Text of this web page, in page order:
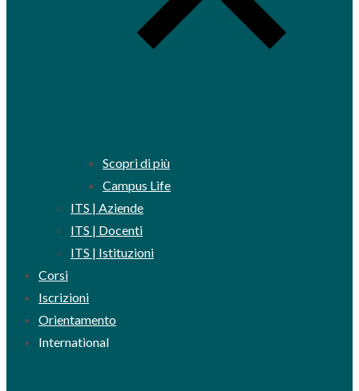
Scopri di più
Campus Life
ITS | Aziende
ITS | Docenti
ITS | Istituzioni
Corsi
Iscrizioni
Orientamento
International